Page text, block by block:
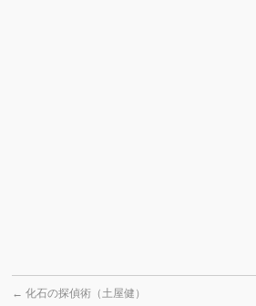
← 化石の探偵術（土屋健）